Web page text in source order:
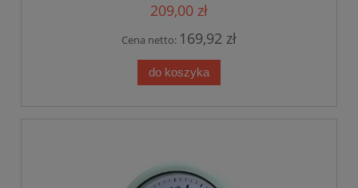
209,00 zł
Cena netto: 169,92 zł
do koszyka